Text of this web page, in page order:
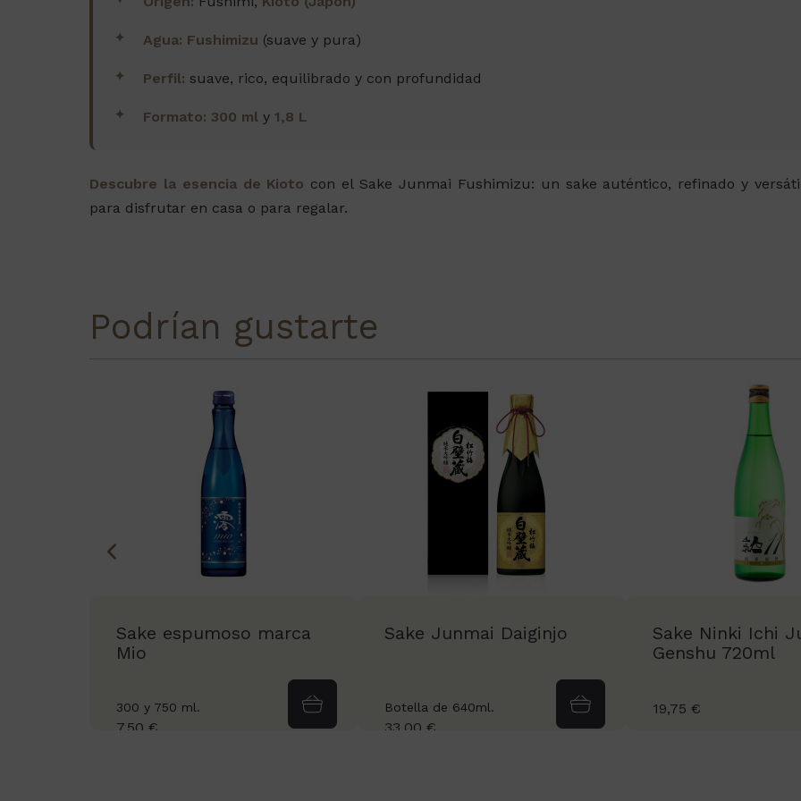
Agua: Fushimizu (suave y pura)
Perfil: suave, rico, equilibrado y con profundidad
Formato: 300 ml y 1,8 L
Descubre la esencia de Kioto con el Sake Junmai Fushimizu: un sake auténtico, refinado y
para disfrutar en casa o para regalar.
Podrían gustarte
Sake espumoso marca
Mio
300 y 750 ml.
7,50 €
Sake Junmai Daiginjo
Botella de 640ml.
33,00 €
Sake Ninki Ichi
Genshu 720ml
19,75 €